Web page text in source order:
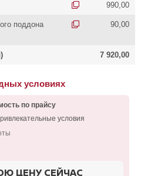
990,00
поддона
90,00
7 920,00
условиях
по прайсу
условия
ЦЕНУ СЕЙЧАС